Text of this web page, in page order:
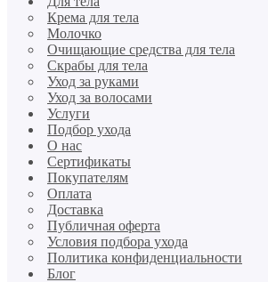
Крема для тела
Молочко
Очищающие средства для тела
Скрабы для тела
Уход за руками
Уход за волосами
Услуги
Подбор ухода
О нас
Сертификаты
Покупателям
Оплата
Доставка
Публичная оферта
Условия подбора ухода
Политика конфиденциальности
Блог